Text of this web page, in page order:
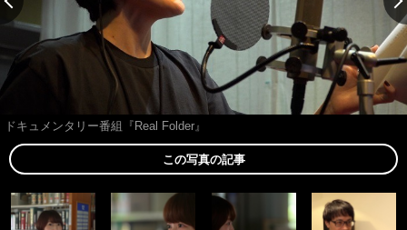
ドキュメンタリー番組『Real Folder』
この写真の記事